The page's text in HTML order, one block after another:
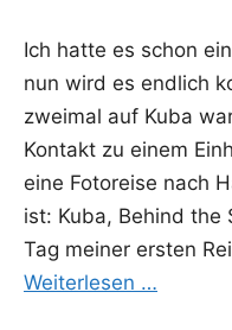
Ich hat­te es schon
nun wird es end­lich
zwei­mal auf Kuba
Kon­takt zu einem
eine Fotorei­se nach
ist: Kuba, Behind the
Tag mei­ner ers­ten
Wei­ter­le­sen …